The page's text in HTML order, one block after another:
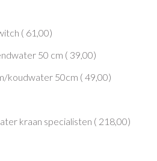
( 61,00)
50 cm ( 39,00)
koudwater 50cm ( 49,00)
kraan specialisten ( 218,00)